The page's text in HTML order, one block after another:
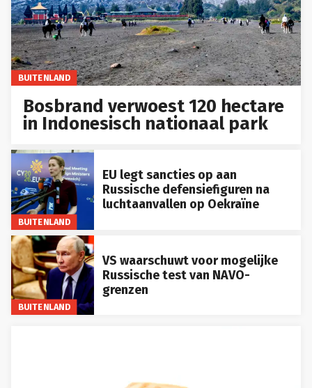
BUITENLAND
Bosbrand verwoest 120 hectare
in Indonesisch nationaal park
BUITENLAND
EU legt sancties op aan
Russische defensiefiguren na
luchtaanvallen op Oekraïne
BUITENLAND
VS waarschuwt voor mogelijke
Russische test van NAVO-
grenzen